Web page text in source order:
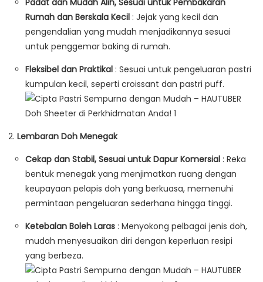
Padat dan Mudah Alih, Sesuai untuk Pembakaran
Rumah dan Berskala Kecil : Jejak yang kecil dan
pengendalian yang mudah menjadikannya sesuai
untuk penggemar baking di rumah.
Fleksibel dan Praktikal : Sesuai untuk pengeluaran pastri
kumpulan kecil, seperti croissant dan pastri puff.
Lembaran Doh Menegak
Cekap dan Stabil, Sesuai untuk Dapur Komersial : Reka
bentuk menegak yang menjimatkan ruang dengan
keupayaan pelapis doh yang berkuasa, memenuhi
permintaan pengeluaran sederhana hingga tinggi.
Ketebalan Boleh Laras : Menyokong pelbagai jenis doh,
mudah menyesuaikan diri dengan keperluan resipi
yang berbeza.